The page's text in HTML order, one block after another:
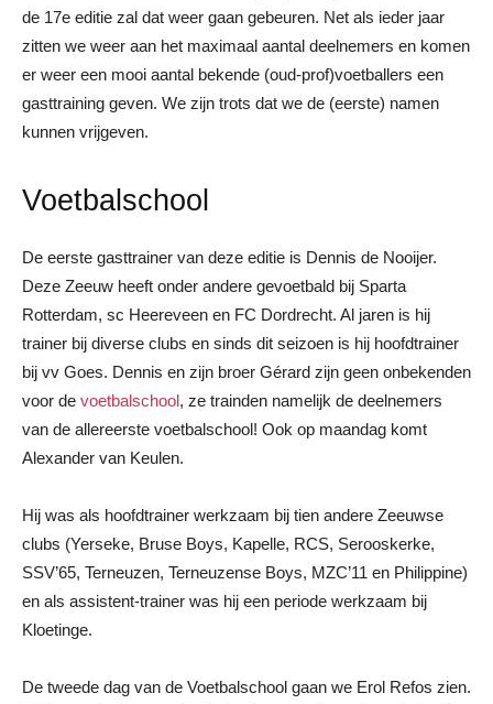
de 17e editie zal dat weer gaan gebeuren. Net als ieder jaar
zitten we weer aan het maximaal aantal deelnemers en komen
er weer een mooi aantal bekende (oud-prof)voetballers een
gasttraining geven. We zijn trots dat we de (eerste) namen
kunnen vrijgeven.
Voetbalschool
De eerste gasttrainer van deze editie is Dennis de Nooijer.
Deze Zeeuw heeft onder andere gevoetbald bij Sparta
Rotterdam, sc Heereveen en FC Dordrecht. Al jaren is hij
trainer bij diverse clubs en sinds dit seizoen is hij hoofdtrainer
bij vv Goes. Dennis en zijn broer Gérard zijn geen onbekenden
voor de voetbalschool, ze trainden namelijk de deelnemers
van de allereerste voetbalschool! Ook op maandag komt
Alexander van Keulen.
Hij was als hoofdtrainer werkzaam bij tien andere Zeeuwse
clubs (Yerseke, Bruse Boys, Kapelle, RCS, Serooskerke,
SSV’65, Terneuzen, Terneuzense Boys, MZC’11 en Philippine)
en als assistent-trainer was hij een periode werkzaam bij
Kloetinge.
De tweede dag van de Voetbalschool gaan we Erol Refos zien.